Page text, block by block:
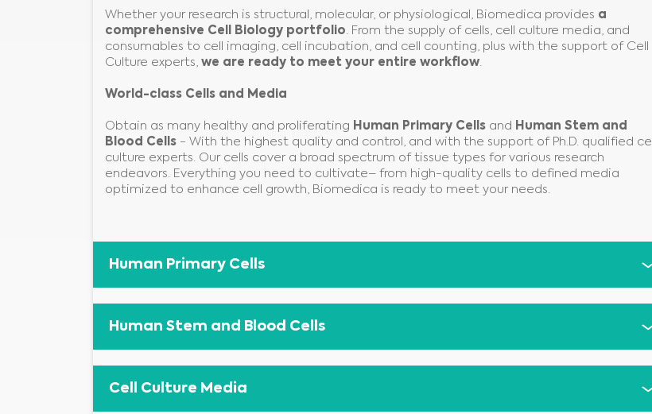
Whether your research is structural, molecular, or physiological, Biomedica provides a
comprehensive Cell Biology portfolio . From the supply of cells, cell culture media, and
consumables to cell imaging, cell incubation, and cell counting, plus with the support of Cell
Culture experts, we are ready to meet your entire workflow
World-class Cells and Media
Obtain as many healthy and proliferating Human Primary Cells and Human Stem and
Blood Cells - With the highest quality and control, and with the support of Ph.D. qualified cell
culture experts. Our cells cover a broad spectrum of tissue types for various research
endeavors. Everything you need to cultivate– from high-quality cells to defined media
optimized to enhance cell growth, Biomedica is ready to meet your needs.
Human Primary Cells
Human Stem and Blood Cells
Cell Culture Media